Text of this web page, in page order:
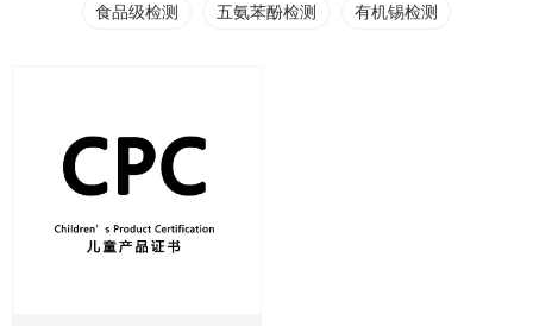
食品级检测 五氨苯酚检测 有机锡检测